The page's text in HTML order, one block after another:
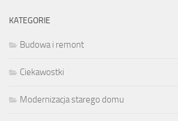
KATEGORIE
Budowa i remont
Ciekawostki
Modernizacja starego domu